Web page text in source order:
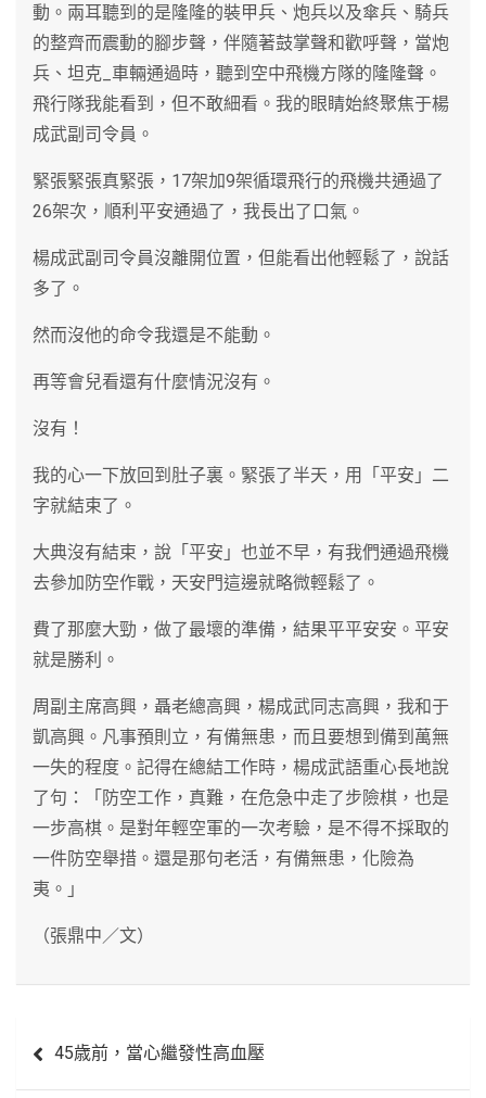
動。兩耳聽到的是隆隆的裝甲兵、炮兵以及傘兵、騎兵
的整齊而震動的腳步聲，伴隨著鼓掌聲和歡呼聲，當炮
兵、坦克_車輛通過時，聽到空中飛機方隊的隆隆聲。
飛行隊我能看到，但不敢細看。我的眼睛始終聚焦于楊
成武副司令員。
緊張緊張真緊張，17架加9架循環飛行的飛機共通過了
26架次，順利平安通過了，我長出了口氣。
楊成武副司令員沒離開位置，但能看出他輕鬆了，說話
多了。
然而沒他的命令我還是不能動。
再等會兒看還有什麼情況沒有。
沒有！
我的心一下放回到肚子裏。緊張了半天，用「平安」二
字就結束了。
大典沒有結束，說「平安」也並不早，有我們通過飛機
去參加防空作戰，天安門這邊就略微輕鬆了。
費了那麼大勁，做了最壞的準備，結果平平安安。平安
就是勝利。
周副主席高興，聶老總高興，楊成武同志高興，我和于
凱高興。凡事預則立，有備無患，而且要想到備到萬無
一失的程度。記得在總結工作時，楊成武語重心長地說
了句：「防空工作，真難，在危急中走了步險棋，也是
一步高棋。是對年輕空軍的一次考驗，是不得不採取的
一件防空舉措。還是那句老活，有備無患，化險為
夷。」
（張鼎中／文）
章 45歳前，當心繼發性高血壓